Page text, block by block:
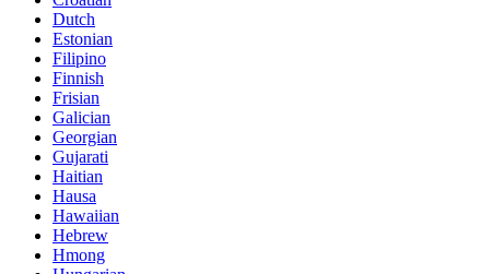
Dutch
Estonian
Filipino
Finnish
Frisian
Galician
Georgian
Gujarati
Haitian
Hausa
Hawaiian
Hebrew
Hmong